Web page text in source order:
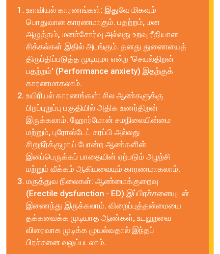
உளவியல் காரணங்கள்: இதுவே மிகவும்
பொதுவான காரணமாகும். பதற்றம், மன
அழுத்தம், மனச்சோர்வு அல்லது உறவு ரீதியான
சிக்கல்கள் இதில் அடங்கும். தனது துணையைத்
திருப்திப்படுத்த முடியுமா என்ற 'செயல்திறன்
பதற்றம்' (Performance anxiety) இதற்குக்
காரணமாகலாம்.
உயிரியல் காரணங்கள்: சில ஆண்களுக்கு
பிறப்புறுப்பு பகுதியில் அதிக உணர்திறன்
இருக்கலாம். ஹோர்மோன் சமநிலையின்மை
மற்றும், புரோஸ்டேட் சுரப்பி அல்லது
சிறுநீர்க்குழாய் போன்ற ஆண்களின்
இனப்பெருக்கப் பாதையின் ஏற்படும் அழற்சி
மற்றும் வீக்கம் ஆகியவையும் காரணமாகலாம்.
மருத்துவ நிலைகள்: ஆண்மைக்குறைவு
(Erectile dysfunction - ED) இப்பிரச்சனையுடன்
இணைந்து இருக்கலாம். விறைப்புத்தன்மையை
தக்கவைக்க முடியாத ஆண்கள், உடலுறவை
விரைவாக முடிக்க முயல்வதால் இந்தப்
பிரச்சனை வலுப்படலாம்.